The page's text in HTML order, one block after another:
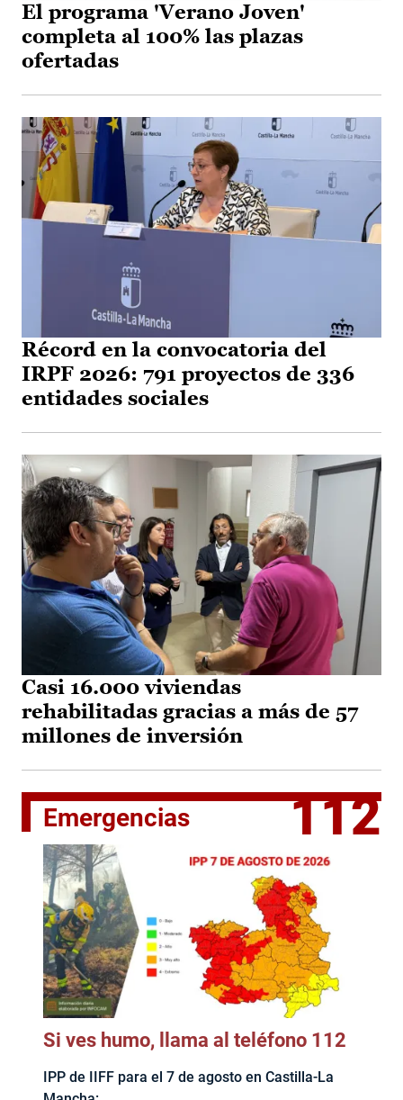
El programa 'Verano Joven'
completa al 100% las plazas
ofertadas
Récord en la convocatoria del
IRPF 2026: 791 proyectos de 336
entidades sociales
Casi 16.000 viviendas
rehabilitadas gracias a más de 57
millones de inversión
Emergencias 112
Si ves humo, llama al teléfono 112
IPP de IIFF para el 7 de agosto en Castilla-La